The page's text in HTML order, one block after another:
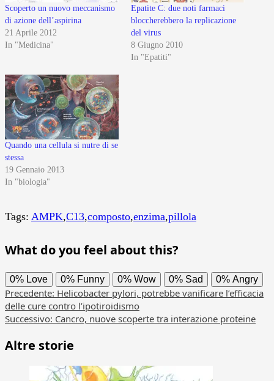
Scoperto un nuovo meccanismo
di azione dell’aspirina
21 Aprile 2012
In "Medicina"
Epatite C: due noti farmaci
bloccherebbero la replicazione
del virus
8 Giugno 2010
In "Epatiti"
Quando una cellula si nutre di se
stessa
19 Gennaio 2013
In "biologia"
Tags: AMPK,C13,composto,enzima,pillola
What do you feel about this?
0% Love 0% Funny 0% Wow 0% Sad 0% Angry
Navigazione
articolo
Precedente: Helicobacter pylori, potrebbe vanificare l’efficacia
delle cure contro l’ipotiroidismo
Successivo: Cancro, nuove scoperte tra interazione proteine
Altre storie